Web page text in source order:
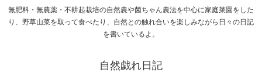
無肥料・無農薬・不耕起栽培の自然農や菌ちゃん農法を中心に家庭菜園をした
り、野草山菜を取って食べたり、自然との触れ合いを楽しみながら日々の日記
を書いているよ。
自然戯れ日記